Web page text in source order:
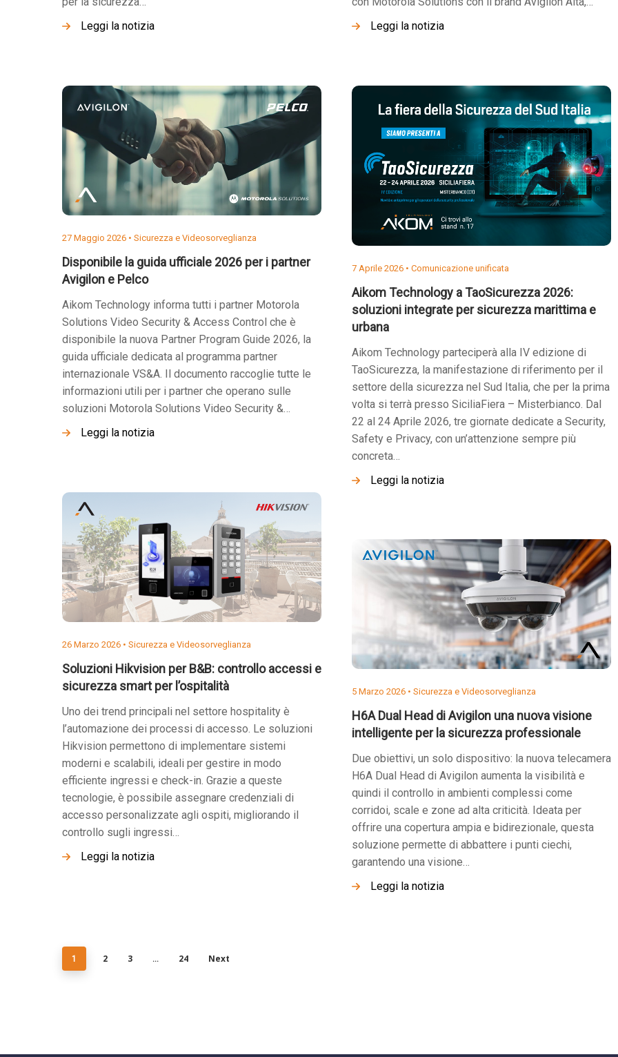
Leggi la notizia
Leggi la notizia
27 Maggio 2026 • Sicurezza e Videosorveglianza
Disponibile la guida ufficiale 2026 per i partner
Avigilon e Pelco
Aikom Technology informa tutti i partner Motorola
Solutions Video Security & Access Control che è
disponibile la nuova Partner Program Guide 2026, la
guida ufficiale dedicata al programma partner
internazionale VS&A. Il documento raccoglie tutte le
informazioni utili per i partner che operano sulle
soluzioni Motorola Solutions Video Security &…
Leggi la notizia
7 Aprile 2026 • Comunicazione unificata
Aikom Technology a TaoSicurezza 2026:
soluzioni integrate per sicurezza marittima e
urbana
Aikom Technology parteciperà alla IV edizione di
TaoSicurezza, la manifestazione di riferimento per il
settore della sicurezza nel Sud Italia, che per la prima
volta si terrà presso SiciliaFiera – Misterbianco. Dal
22 al 24 Aprile 2026, tre giornate dedicate a Security,
Safety e Privacy, con un’attenzione sempre più
concreta…
Leggi la notizia
26 Marzo 2026 • Sicurezza e Videosorveglianza
Soluzioni Hikvision per B&B: controllo accessi e
sicurezza smart per l’ospitalità
Uno dei trend principali nel settore hospitality è
l’automazione dei processi di accesso. Le soluzioni
Hikvision permettono di implementare sistemi
moderni e scalabili, ideali per gestire in modo
efficiente ingressi e check-in. Grazie a queste
tecnologie, è possibile assegnare credenziali di
accesso personalizzate agli ospiti, migliorando il
controllo sugli ingressi…
Leggi la notizia
5 Marzo 2026 • Sicurezza e Videosorveglianza
H6A Dual Head di Avigilon una nuova visione
intelligente per la sicurezza professionale
Due obiettivi, un solo dispositivo: la nuova telecamera
H6A Dual Head di Avigilon aumenta la visibilità e
quindi il controllo in ambienti complessi come
corridoi, scale e zone ad alta criticità. Ideata per
offrire una copertura ampia e bidirezionale, questa
soluzione permette di abbattere i punti ciechi,
garantendo una visione…
Leggi la notizia
1 2 3 … 24 Next